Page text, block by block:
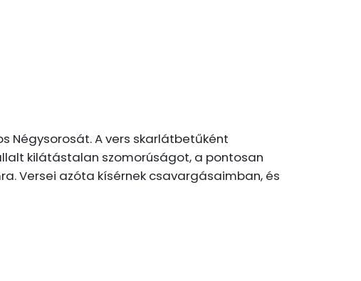
Négysorosát. A vers skarlátbetűként
kilátástalan szomorúságot, a pontosan
Versei azóta kísérnek csavargásaimban, és